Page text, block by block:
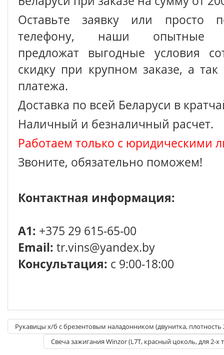
Оставьте заявку или просто
телефону, наши опытные
предложат выгодные условия
скидку при крупном заказе, а так
платежа.
Доставка по всей Беларуси в
Наличный и безналичный расчет.
Работаем только с юридическими
Звоните, обязательно поможем!
Контактная информация:
A1: +375 29 615-65-00
Email: tr.vins@yandex.by
Консультация: с 9:00-18:00
Рукавицы х/б с брезентовым наладонником (двунитка, плотность
Свеча зажигания Winzor (L7T, красный цоколь, для 2-х